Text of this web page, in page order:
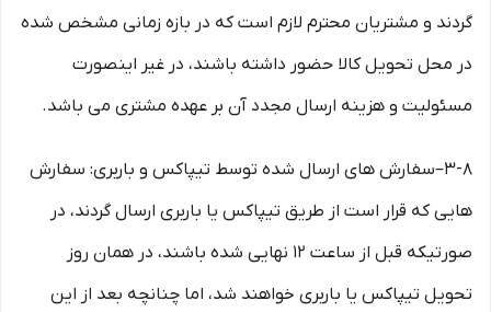
گردند و مشتریان محترم لازم است که در بازه زمانی مشخص شده
در محل تحویل کالا حضور داشته باشند، در غیر اینصورت
مسئولیت و هزینه ارسال مجدد آن بر عهده مشتری می باشد.
۳-۸–سفارش های ارسال شده توسط تیپاکس و باربری: سفارش
هایی که قرار است از طریق تیپاکس یا باربری ارسال گردند، در
صورتیکه قبل از ساعت ۱۲ نهایی شده باشند، در همان روز
تحویل تیپاکس یا باربری خواهند شد، اما چنانچه بعد از این